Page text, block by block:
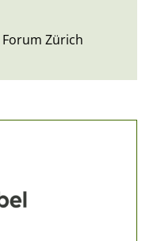
Zürich